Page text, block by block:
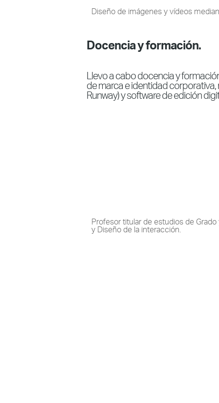
Diseño de imágenes y vídeos
Docencia y formación.
Llevo a cabo docencia y
de marca e identidad corporativa,
Runway) y software de edición
Profesor titular de estudios de
y Diseño de la interacción.